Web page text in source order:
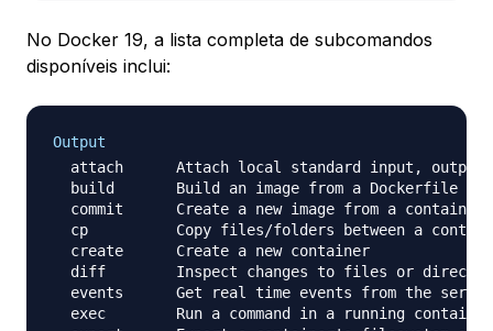
No Docker 19, a lista completa de subcomandos
disponíveis inclui:
Output
attach      Attach local standard input,
  build       Build an image from a Dockerfile
commit      Create a new image from a
cp          Copy files/folders between a
  create      Create a new container
diff        Inspect changes to files or
  events      Get real time events from the server
  exec        Run a command in a running container